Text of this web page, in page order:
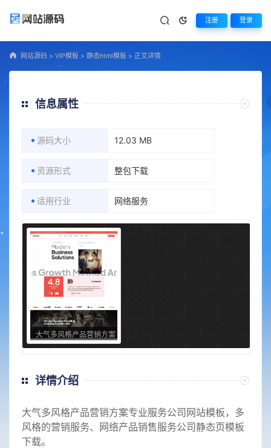
注册 登录
网站源码 > VIP模板 > 静态html模板 > 正文详情
信息属性
源码大小 12.03 MB
资源形式 整包下载
适用行业 网络服务
大气多风格产品营销方案
专业服务公司网站模板
详情介绍
大气多风格产品营销方案专业服务公司 网站模板，多
风格的营销服务、网络产品销售服务公司静态页模板
下载。